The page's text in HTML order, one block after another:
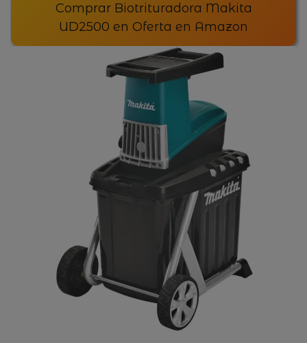
Comprar Biotrituradora Makita
UD2500 en Oferta en Amazon